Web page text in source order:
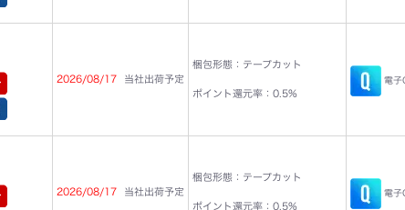
2026/08/17
当社出荷予定
梱包形態：テープカット
ポイント還元率：0.5%
電子
2026/08/17
当社出荷予定
梱包形態：テープカット
ポイント還元率：0.5%
電子